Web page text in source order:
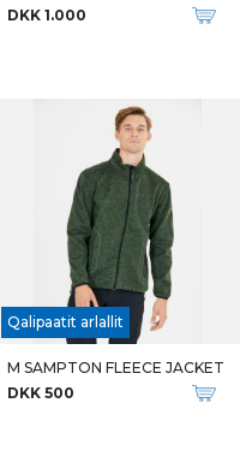
DKK 1.000
Qalipaatit arlallit
M SAMPTON FLEECE JACKET
DKK 500